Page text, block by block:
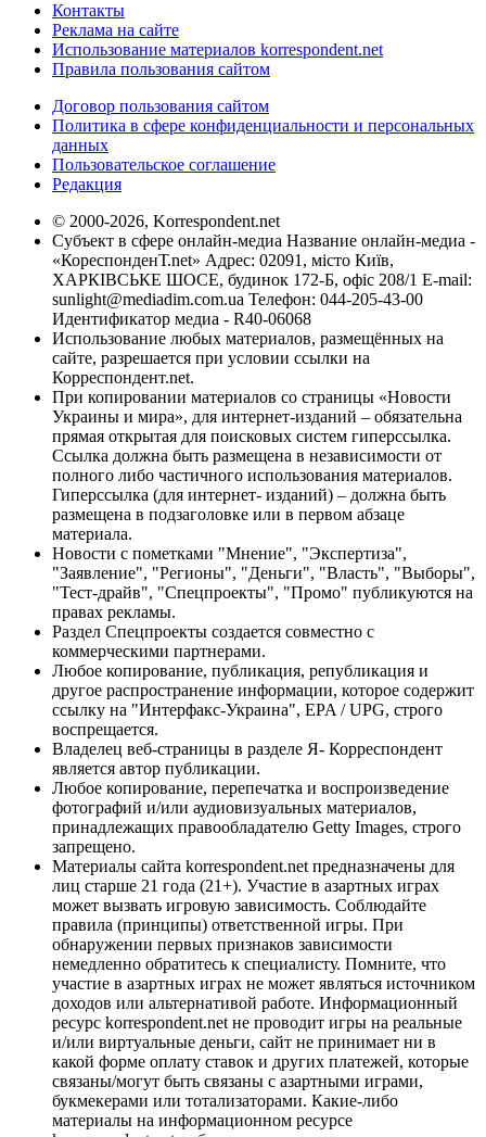
Контакты
Реклама на сайте
Использование материалов korrespondent.net
Правила пользования сайтом
Договор пользования сайтом
Политика в сфере конфиденциальности и персональных
данных
Пользовательское соглашение
Редакция
© 2000-2026, Korrespondent.net
Субъект в сфере онлайн-медиа Название онлайн-медиа -
«КореспонденТ.net» Адрес: 02091, місто Київ,
ХАРКІВСЬКЕ ШОСЕ, будинок 172-Б, офіс 208/1 E-mail:
sunlight@mediadim.com.ua Телефон: 044-205-43-00
Идентификатор медиа - R40-06068
Использование любых материалов, размещённых на
сайте, разрешается при условии ссылки на
Корреспондент.net.
При копировании материалов со страницы «Новости
Украины и мира», для интернет-изданий – обязательна
прямая открытая для поисковых систем гиперссылка.
Ссылка должна быть размещена в независимости от
полного либо частичного использования материалов.
Гиперссылка (для интернет- изданий) – должна быть
размещена в подзаголовке или в первом абзаце
материала.
Новости с пометками "Мнение", "Экспертиза",
"Заявление", "Регионы", "Деньги", "Власть", "Выборы",
"Тест-драйв", "Спецпроекты", "Промо" публикуются на
правах рекламы.
Раздел Спецпроекты создается совместно с
коммерческими партнерами.
Любое копирование, публикация, републикация и
другое распространение информации, которое содержит
ссылку на "Интерфакс-Украина", EPA / UPG, строго
воспрещается.
Владелец веб-страницы в разделе Я- Корреспондент
является автор публикации.
Любое копирование, перепечатка и воспроизведение
фотографий и/или аудиовизуальных материалов,
принадлежащих правообладателю Getty Images, строго
запрещено.
Материалы сайта korrespondent.net предназначены для
лиц старше 21 года (21+). Участие в азартных играх
может вызвать игровую зависимость. Соблюдайте
правила (принципы) ответственной игры. При
обнаружении первых признаков зависимости
немедленно обратитесь к специалисту. Помните, что
участие в азартных играх не может являться источником
доходов или альтернативой работе. Информационный
ресурс korrespondent.net не проводит игры на реальные
и/или виртуальные деньги, сайт не принимает ни в
какой форме оплату ставок и других платежей, которые
связаны/могут быть связаны с азартными играми,
букмекерами или тотализаторами. Какие-либо
материалы на информационном ресурсе